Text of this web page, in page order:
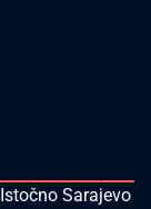
Sarajevo